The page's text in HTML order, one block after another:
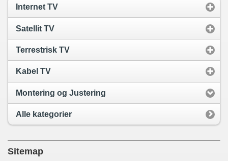
Internet TV
Satellit TV
Terrestrisk TV
Kabel TV
Montering og Justering
Alle kategorier
Sitemap